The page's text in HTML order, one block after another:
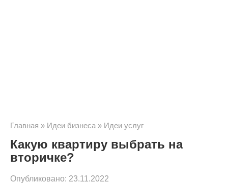
Главная » Идеи бизнеса » Идеи услуг
Какую квартиру выбрать на
вторичке?
Опубликовано: 23.11.2022